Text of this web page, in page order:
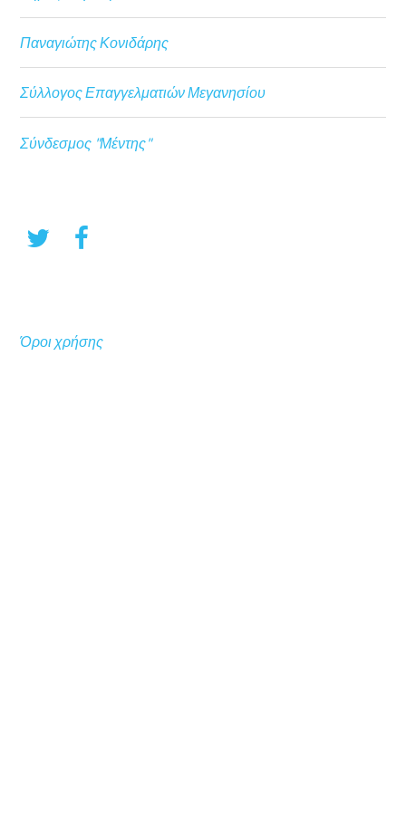
Παναγιώτης Κονιδάρης
Σύλλογος Επαγγελματιών Μεγανησίου
Σύνδεσμος "Μέντης"
Όροι χρήσης